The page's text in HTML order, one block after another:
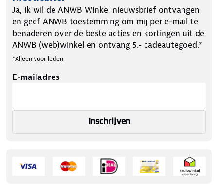
Ja, ik wil de ANWB Winkel nieuwsbrief ontvangen
en geef ANWB toestemming om mij per e-mail te
benaderen over de beste acties en kortingen uit de
ANWB (web)winkel en ontvang 5.- cadeautegoed.*
*Alleen voor leden
E-mailadres
Inschrijven